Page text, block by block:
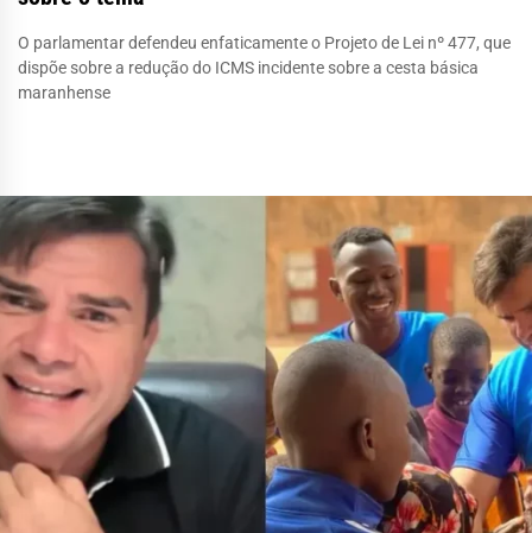
O parlamentar defendeu enfaticamente o Projeto de Lei nº 477, que
dispõe sobre a redução do ICMS incidente sobre a cesta básica
maranhense